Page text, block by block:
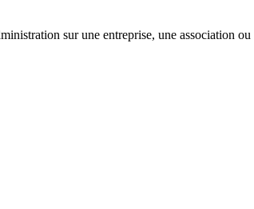
sur une entreprise, une association